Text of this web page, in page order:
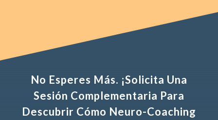
No Esperes Más. ¡Solicita Una
Sesión Complementaria Para
Descubrir Cómo Neuro-Coaching